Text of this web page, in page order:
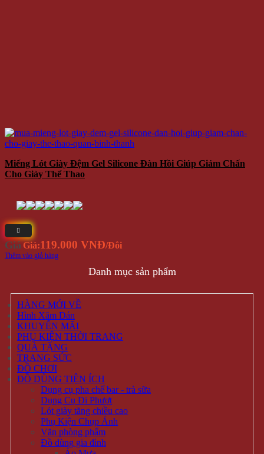
Miếng Lót Giày Đệm Gel Silicone Đàn Hồi Giúp Giảm Chấn
Cho Giày Thể Thao
Giá Giá:119.000 VNĐ/Đôi
Thêm vào giỏ hàng
Danh mục sản phẩm
HÀNG MỚI VỀ
Hình Xăm Dán
KHUYẾN MÃI
PHỤ KIỆN THỜI TRANG
QUÀ TẶNG
TRANG SỨC
ĐỒ CHƠI
ĐỒ DÙNG TIỆN ÍCH
Dụng cụ pha chế bar - trà sữa
Dụng Cụ Đi Phượt
Lót giày tăng chiều cao
Phụ Kiện Chụp Ảnh
Văn phòng phẩm
Đồ dùng gia đình